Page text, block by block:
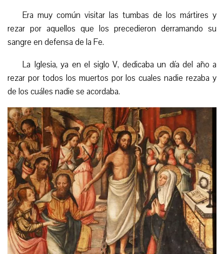
Era muy común visitar las tumbas de los mártires y
rezar por aquellos que los precedieron derramando su
sangre en defensa de la Fe.
La Iglesia, ya en el siglo V, dedicaba un día del año a
rezar por todos los muertos por los cuales nadie rezaba y
de los cuáles nadie se acordaba.